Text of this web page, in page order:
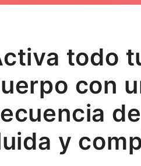
todo
con
y